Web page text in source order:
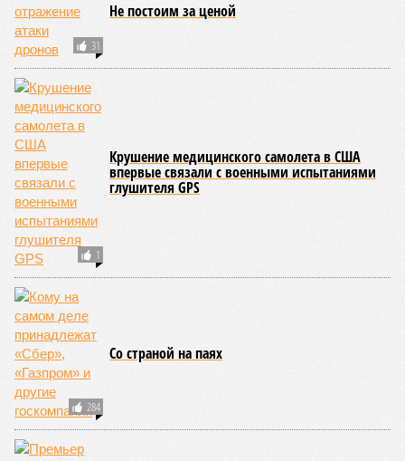
31
Не постоим за ценой
1
Крушение медицинского самолета в США
впервые связали с военными испытаниями
глушителя GPS
284
Со страной на паях